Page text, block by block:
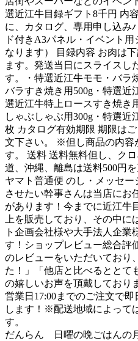
選近江牛目録ギフト8千円 内
に、カタログ、専用申し込み
ド付きA3パネル・イベント
なります） 目録内容 お肉は
ます。発送当日にスライスし
す。・特選近江牛モモ・バラ
バラすき焼き用500g・特選近
選近江牛特上ロースすき焼き
しゃぶしゃぶ用300g・特選近
枚 カタログ有効期限 期限は
文下さい。 ※但し商品の内容
す。 送料 送料無料但し、ク
道、沖縄、離島は送料500円
ヤマト普通便 のし・メッセ
させたい幹事さんは当店にお
があります！今までに近江牛
上を販売しており、その中
ト企画会社様や大手法人企業
す！ショップレビュー総合
のレビューをいただいており
た！」「他店と比べるととて
の嬉しいお声を頂戴しており
営業日17:00までのご注文で
します！※配送地域によって
す。
だんらん 日曜の晩ごはんの